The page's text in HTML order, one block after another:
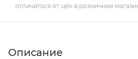
отличаться от цен в розничных
Описание